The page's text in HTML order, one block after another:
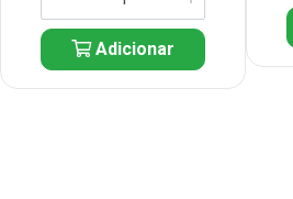
Adicionar